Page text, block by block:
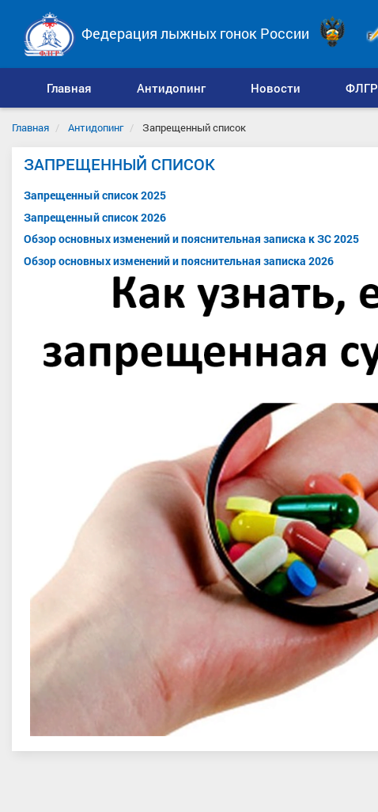
Федерация лыжных гонок России
Главная Антидопинг Новости ФЛГР
Главная Антидопинг Запрещенный список
ЗАПРЕЩЕННЫЙ СПИСОК
Запрещенный список 2025
Запрещенный список 2026
Обзор основных изменений и пояснительная записка к ЗС 2025
Обзор основных изменений и пояснительная записка 2026
Иван Андреевич
Уральский, Тюменская
область, г. Тюмень
Ившин Александр Николаевич
МС, Приволжский, Удмуртская
Республика с. Якшур-Бодья